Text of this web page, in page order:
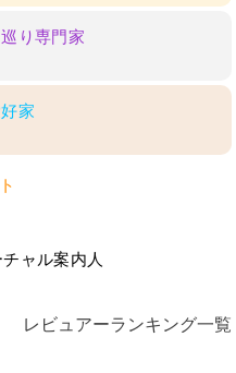
り専門家
家
ャル案内人
レビュアーランキング一覧